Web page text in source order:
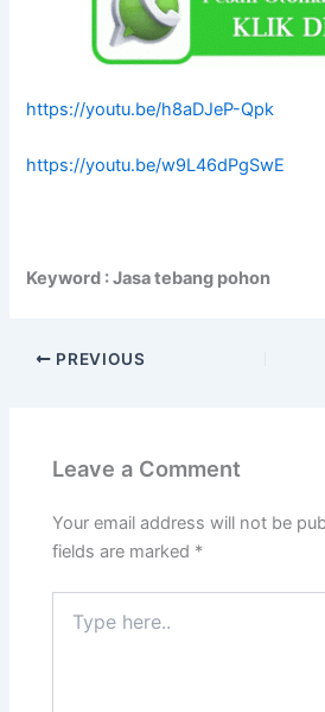
https://youtu.be/h8aDJeP-Qpk
https://youtu.be/w9L46dPgSwE
Keyword : Jasa tebang pohon
PREVIOUS
Leave a Comment
Your email address will not be
fields are marked *
here..